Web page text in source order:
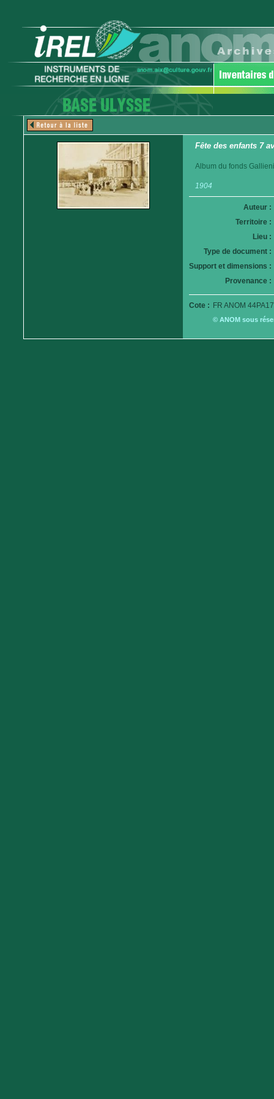
Fête des enfants 7
Album du fonds
1904
Auteur :
Territoire :
Lieu :
Type de document :
Support et dimensions :
Provenance :
Cote : FR ANOM
© ANOM sous